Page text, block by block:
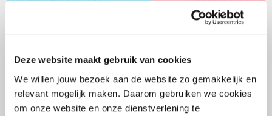
Deze website maakt gebruik van cookies
We willen jouw bezoek aan de website zo gemakkelijk en
relevant mogelijk maken. Daarom gebruiken we cookies
om onze website en onze dienstverlening te